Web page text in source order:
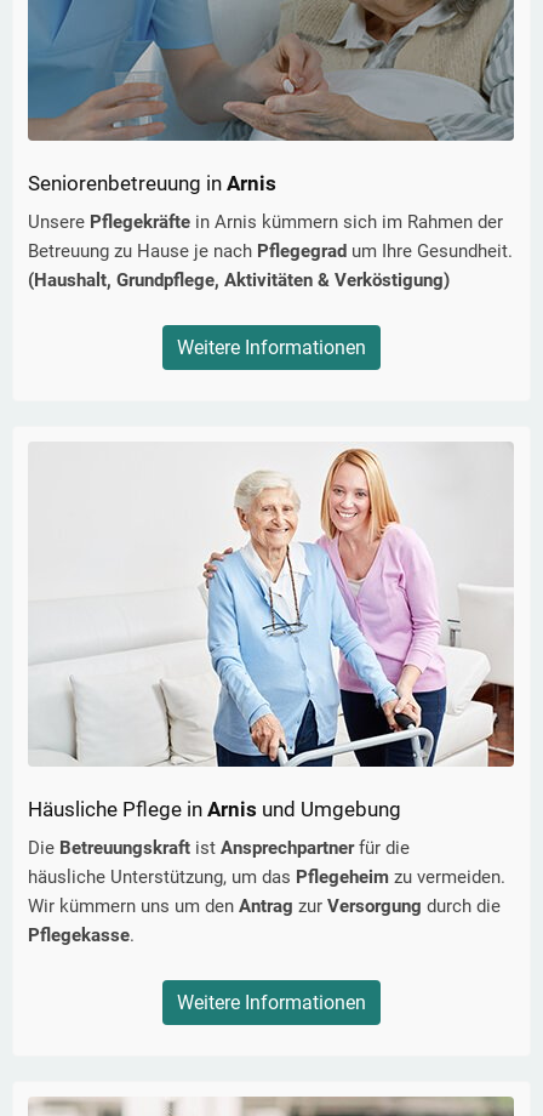
Seniorenbetreuung in Arnis
Unsere Pflegekräfte in Arnis kümmern sich im Rahmen der
Betreuung zu Hause je nach Pflegegrad um Ihre Gesundheit.
(Haushalt, Grundpflege, Aktivitäten & Verköstigung)
Weitere Informationen
Häusliche Pflege in Arnis und Umgebung
Die Betreuungskraft ist Ansprechpartnerfür die
häusliche Unterstützung, um das Pflegeheim zu vermeiden.
Wir kümmern uns um den Antrag zur Versorgung durch die
Pflegekasse.
Weitere Informationen